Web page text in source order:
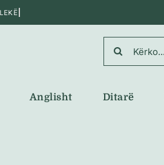
Search
for:
Anglisht Ditarë